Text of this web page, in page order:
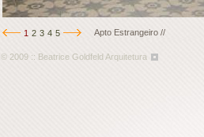
1 2 3 4 5 Apto Estrangeiro //
© 2009 :: Beatrice Goldfeld Arquitetura